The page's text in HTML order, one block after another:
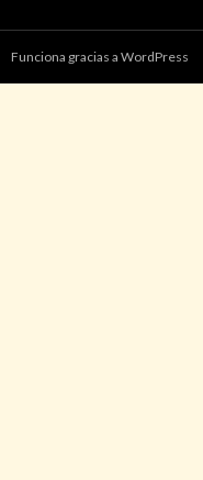
Funciona gracias a WordPress